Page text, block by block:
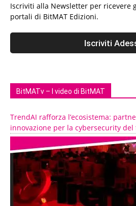
Iscriviti alla Newsletter per ricevere
portali di BitMAT Edizioni.
BitMATv – I video di BitMAT
TrendAI rafforza l’ecosistema:
innovazione per la cybersecurity